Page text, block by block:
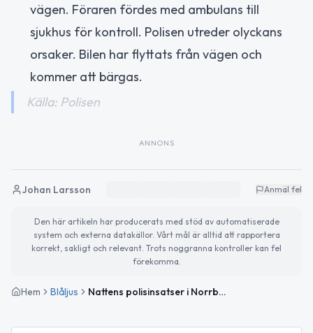
vägen. Föraren fördes med ambulans till
sjukhus för kontroll. Polisen utreder olyckans
orsaker. Bilen har flyttats från vägen och
kommer att bärgas.
Källa: Polisen
ANNONS
Johan Larsson Anmäl fel
Den här artikeln har producerats med stöd av automatiserade
system och externa datakällor. Vårt mål är alltid att rapportera
korrekt, sakligt och relevant. Trots noggranna kontroller kan fel
förekomma.
Hem Blåljus Nattens polisinsatser i Norrbotten – misshandel, rattfylleri och trafikolycka